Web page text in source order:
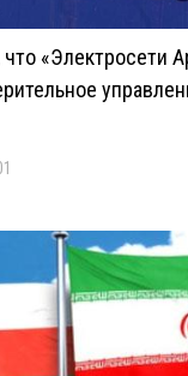
«Электросети